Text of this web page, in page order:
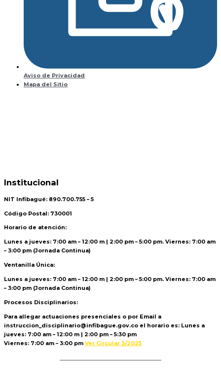
Aviso de Privacidad
Mapa del Sitio
Institucional
NIT Infibagué: 890.700.755 – 5
Código Postal: 730001
Horario de atención:
Lunes a jueves: 7:00 am – 12:00 m | 2:00 pm – 5:00 pm. Viernes: 7:00 am
– 3:00 pm (Jornada Continua)
Ventanilla Única:
Lunes a jueves: 7:00 am – 12:00 m | 2:00 pm – 5:00 pm. Viernes: 7:00 am
– 3:00 pm (Jornada Continua)
Procesos Disciplinarios:
Para allegar actuaciones presenciales o por Email a
instruccion_disciplinario@infibague.gov.co el horario es: Lunes a
jueves: 7:00 am – 12:00 m | 2:00 pm – 5:30 pm
Viernes: 7:00 am – 3:00 pm Ver Circular 3/2025